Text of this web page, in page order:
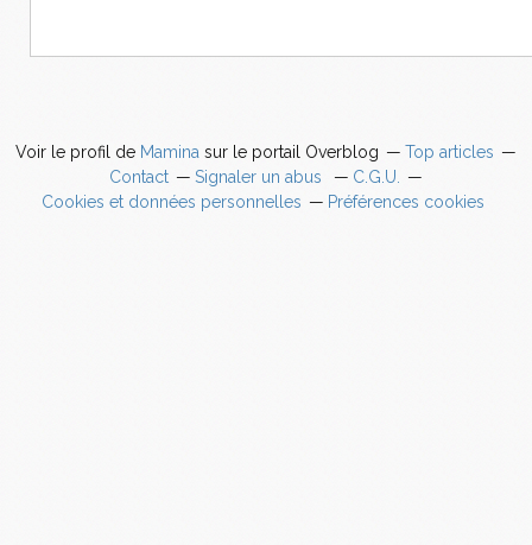
Voir le profil de Mamina sur le portail Overblog
Top articles
Contact
Signaler un abus
C.G.U.
Cookies et données personnelles
Préférences cookies